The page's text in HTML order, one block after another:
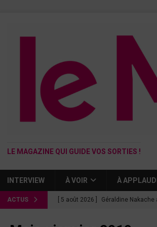
LE MAGAZINE QUI GUIDE VOS SORTIES !
INTERVIEW À VOIR À
ACTUS [ 5 août 2026 ] Géraldine